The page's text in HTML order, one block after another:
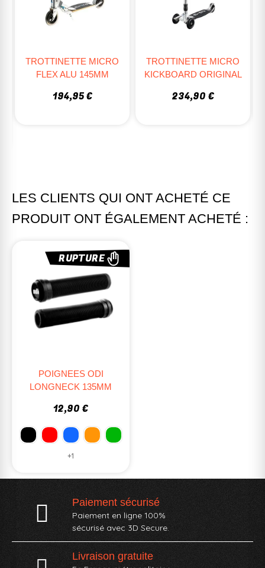
TROTTINETTE MICRO
FLEX ALU 145MM
194,95 €
TROTTINETTE MICRO
KICKBOARD ORIGINAL
234,90 €
LES CLIENTS QUI ONT ACHETÉ CE
PRODUIT ONT ÉGALEMENT ACHETÉ :
RUPTURE
POIGNEES ODI
LONGNECK 135MM
12,90 €
+1
Paiement sécurisé
Paiement en ligne 100%
sécurisé avec 3D Secure.
Livraison gratuite